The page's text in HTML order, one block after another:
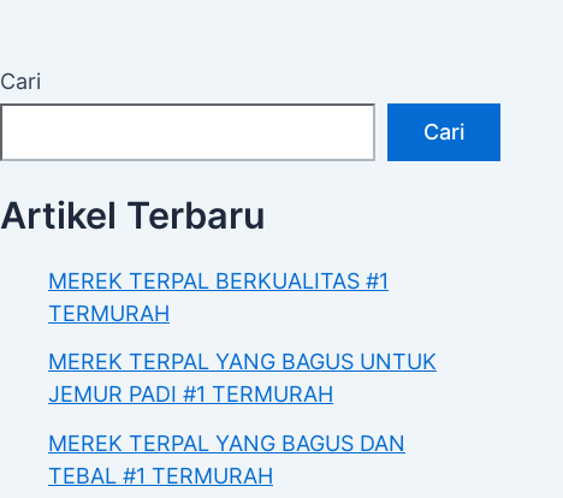
Cari
Cari
Artikel Terbaru
MEREK TERPAL BERKUALITAS #1
TERMURAH
MEREK TERPAL YANG BAGUS UNTUK
JEMUR PADI #1 TERMURAH
MEREK TERPAL YANG BAGUS DAN
TEBAL #1 TERMURAH